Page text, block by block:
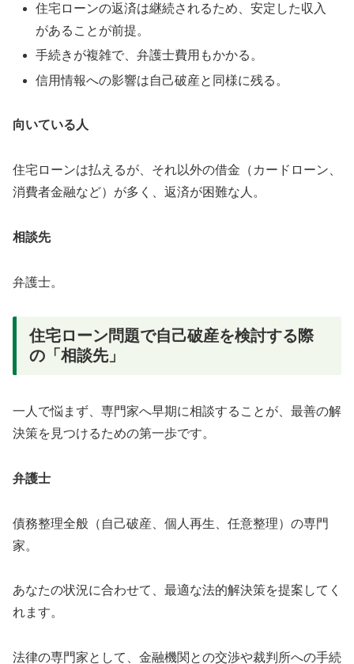
住宅ローンの返済は継続されるため、安定した収入
があることが前提。
手続きが複雑で、弁護士費用もかかる。
信用情報への影響は自己破産と同様に残る。
向いている人
住宅ローンは払えるが、それ以外の借金（カードローン、
消費者金融など）が多く、返済が困難な人。
相談先
弁護士。
住宅ローン問題で自己破産を検討する際
の「相談先」
一人で悩まず、専門家へ早期に相談することが、最善の解
決策を見つけるための第一歩です。
弁護士
債務整理全般（自己破産、個人再生、任意整理）の専門
家。
あなたの状況に合わせて、最適な法的解決策を提案してく
れます。
法律の専門家として、金融機関との交渉や裁判所への手続